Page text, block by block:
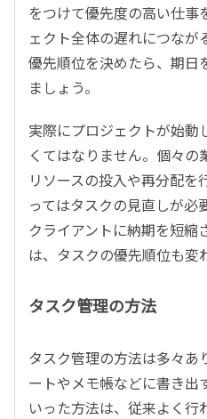
をつけて優先度の高い仕
ェクト全体の遅れにつなが
優先順位を決めたら、期日
ましょう。
実際にプロジェクトが始動
くてはなりません。個々の
リソースの投入や再分配を
ってはタスクの見直しが必
クライアントに納期を短縮
は、タスクの優先順位も変
タスク管理の方法
タスク管理の方法は多々あ
ートやメモ帳などに書き出
いった方法は、従来よく行